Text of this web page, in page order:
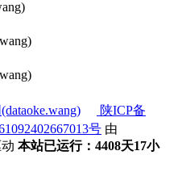
陕ICP备
号 由
本站已运行：4408天17小